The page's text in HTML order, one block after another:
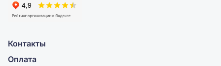
Контакты
Оплата